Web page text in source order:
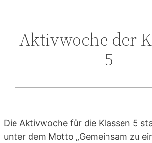
Aktivwoche der
5
Die Aktivwoche für die Klassen 5
unter dem Motto „Gemeinsam zu